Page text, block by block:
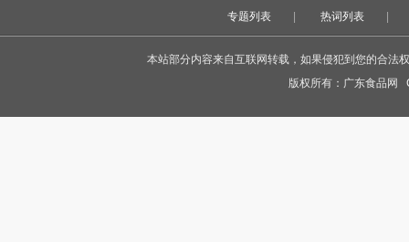
专题列表 热词列表
本站部分内容来自互联网转载，如果侵犯到您的合法
版权所有： 广东食品网